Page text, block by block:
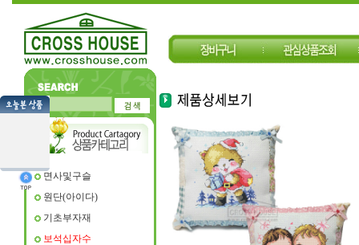
면사및구슬
원단(아이다)
기초부자재
보석십자수